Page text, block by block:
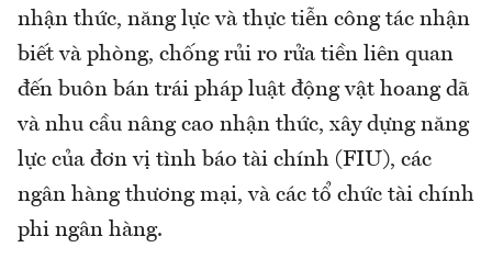
nhận thức, năng lực và thực tiễn công tác nhận
biết và phòng, chống rủi ro rửa tiền liên quan
đến buôn bán trái pháp luật động vật hoang dã
và nhu cầu nâng cao nhận thức, xây dựng năng
lực của đơn vị tình báo tài chính (FIU), các
ngân hàng thương mại, và các tổ chức tài chính
phi ngân hàng.